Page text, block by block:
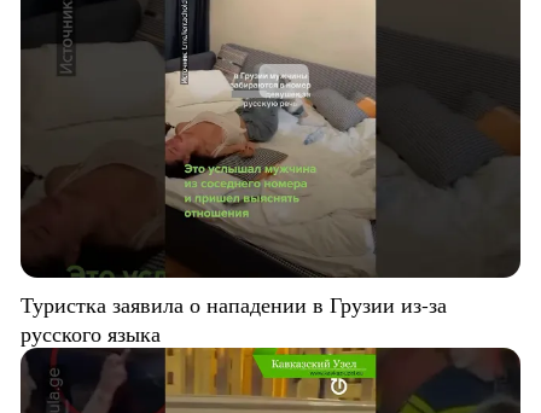
Туристка заявила о нападении в Грузии из-за
русского языка